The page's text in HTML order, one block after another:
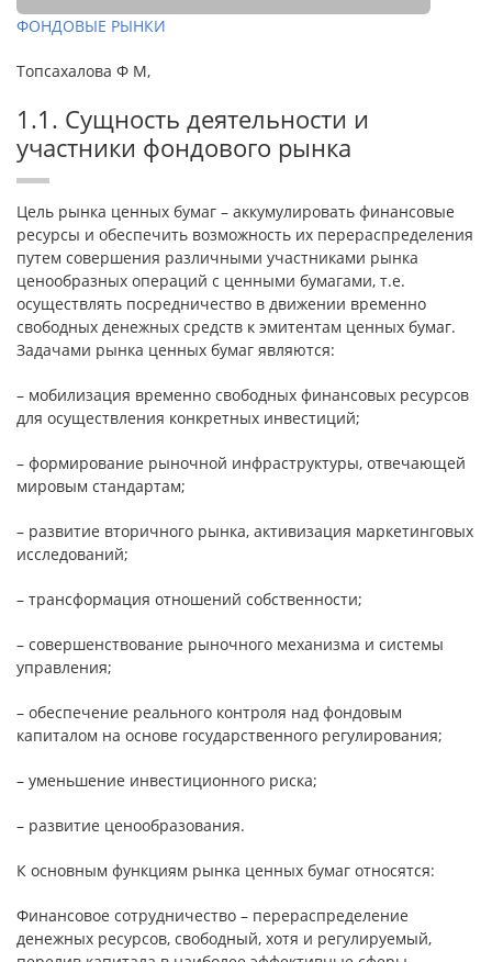
ФОНДОВЫЕ РЫНКИ
Топсахалова Ф М,
1.1. Сущность деятельности и
участники фондового рынка
Цель рынка ценных бумаг – аккумулировать финансовые
ресурсы и обеспечить возможность их перераспределения
путем совершения различными участниками рынка
ценообразных операций с ценными бумагами, т.е.
осуществлять посредничество в движении временно
свободных денежных средств к эмитентам ценных бумаг.
Задачами рынка ценных бумаг являются:
– мобилизация временно свободных финансовых ресурсов
для осуществления конкретных инвестиций;
– формирование рыночной инфраструктуры, отвечающей
мировым стандартам;
– развитие вторичного рынка, активизация маркетинговых
исследований;
– трансформация отношений собственности;
– совершенствование рыночного механизма и системы
управления;
– обеспечение реального контроля над фондовым
капиталом на основе государственного регулирования;
– уменьшение инвестиционного риска;
– развитие ценообразования.
К основным функциям рынка ценных бумаг относятся:
Финансовое сотрудничество – перераспределение
денежных ресурсов, свободный, хотя и регулируемый,